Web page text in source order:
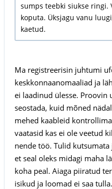
sumps teebki siukse ringi.
koputa. Üksjagu vanu
kaetud.
Ma registreerisin juhtumi
keskkonnaanomaaliad ja
ei laadinud ülesse. Proovin
seostada, kuid mõned
mehed kaableid
vaatasid kas ei ole veetud
nende töö. Tulid
et seal oleks midagi maha
koha peal. Aiaga piiratud
isikud ja loomad ei saa